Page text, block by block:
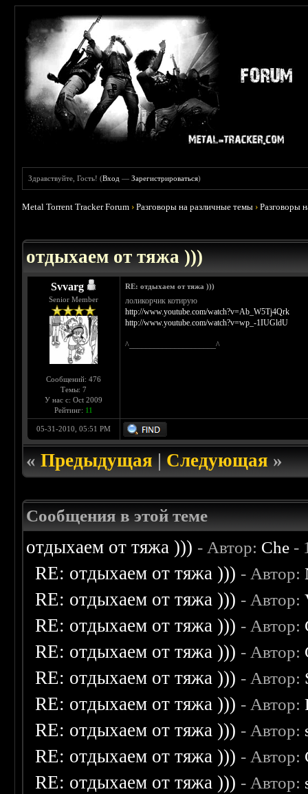
Здравствуйте, Гость! (Вход —Зарегистрироваться)
Metal Torrent Tracker Forum ›Разговоры на различные темы ›Разговоры
отдыхаем от тяжа )))
Svvarg
Senior Member
Сообщений: 476
Темы: 7
У нас с: Oct 2009
Рейтинг: 11
RE: отдыхаем от тяжа )))
лоликорчик котирую
http://www.youtube.com/watch?v=Ab_W5Tj4Qrk
http://www.youtube.com/watch?v=wp_-1IUGldU
^_____________________^
05-31-2010, 05:51 PM
«Предыдущая|Следующая»
Сообщения в этой теме
отдыхаем от тяжа ))) - Автор: Che -
RE: отдыхаем от тяжа ))) - Автор:
RE: отдыхаем от тяжа ))) - Автор:
RE: отдыхаем от тяжа ))) - Автор:
RE: отдыхаем от тяжа ))) - Автор:
RE: отдыхаем от тяжа ))) - Автор:
RE: отдыхаем от тяжа ))) - Автор:
RE: отдыхаем от тяжа ))) - Автор:
RE: отдыхаем от тяжа ))) - Автор:
RE: отдыхаем от тяжа ))) - Автор: